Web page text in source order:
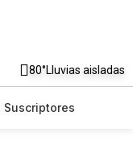
80°Lluvias aisladas
Suscriptores